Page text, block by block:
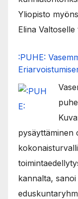
Yliopisto
Elina
:PUHE:
pysäyttäminen
kannalta,